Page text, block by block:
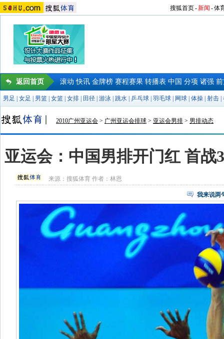
搜狐首页-新闻 -体
返回首页 滚动 快讯 金牌榜 赛程赛果 转播表 中国 分项 诸强
男足 女足 男篮 女篮 女排 田径 游泳 跳水 乒乓球 羽毛球 网球 体操 射击
2010广州亚运会 > 广州亚运会排球 > 亚运会男排 > 男排动态
亚运会：中国男排开门红 首战
来源：搜狐体育 作者：林恩
我来说两